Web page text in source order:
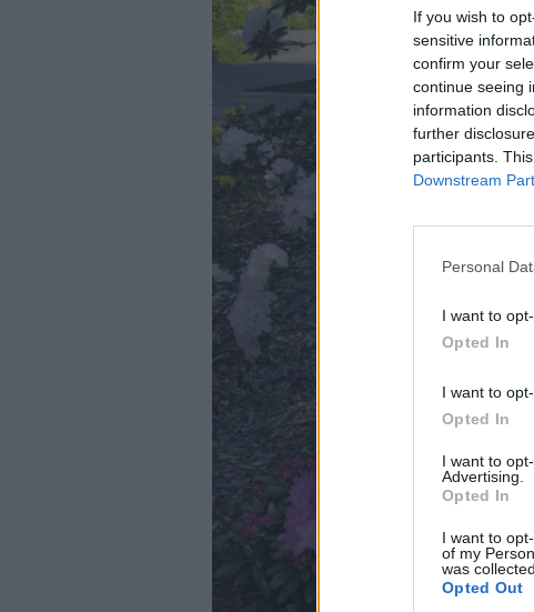
If you wish to
sensitive
confirm your
continue seeing
information
further
participants.
Downstream
Personal
I want to
Opted In
I want to
Opted In
I want to
Advertising.
Opted In
I want to
of my
was collected.
Opted Out